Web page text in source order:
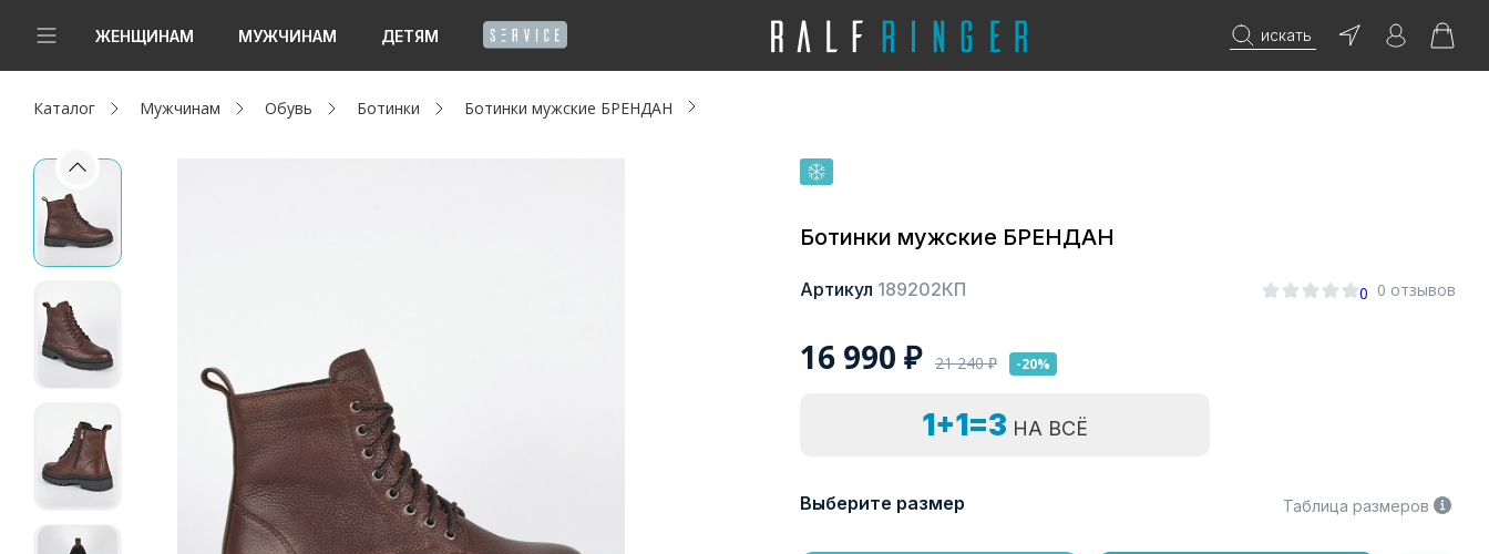
ЖЕНЩИНАМ МУЖЧИНАМ ДЕТЯМ искать
Новинки
Женщинам
Мужчинам
Капсула
Аутлет
Акции / Новости
Адреса магазинов
Каталог Мужчинам Обувь Ботинки Ботинки мужские БРЕНДАН
Ботинки мужские БРЕНДАН
Артикул 189202КП 0 0 отзывов
16 990 ₽ 21 240₽ -20%
1+1=3 НА ВСЁ
Выберите размер Таблица размеров